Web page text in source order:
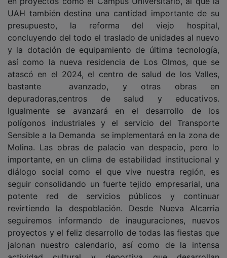
UAH también destina una cantidad importante de su
presupuesto, la reforma del viejo hospital,
concluyendo del todo el traslado de unidades al nuevo
y la dotación de equipamiento de última tecnología,
así como la nueva residencia de Los Olmos, que se
atascó en el 2024, el centro de salud de los Valles,
bastante avanzado, y otras obras en
depuradoras,centros de salud y educativos.
Igualmente se avanzará en el desarrollo de los
polígonos industriales y el servicio del Transporte
Sensible a la Demanda se implementará en la zona de
Molina. Las obras de palacio van despacio, pero lo
importante, en un clima de estabilidad institucional y
diálogo social como el que vive nuestra región, es
seguir consolidando un fuerte tejido empresarial, una
potente red de servicios públicos y continuar
revirtiendo la despoblación. Desde Nueva Alcarria
seguiremos informando de inauguraciones, nuevos
proyectos y el feliz desarrollo de todas las fiestas que
jalonan nuestro calendario, así como de la intensa
actividad cultural y deportiva que desarrollan